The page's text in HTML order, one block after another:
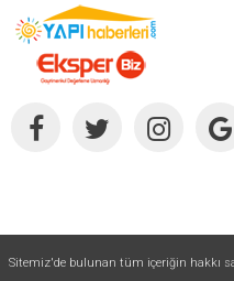
Sitemiz'de bulunan tüm içeriğin hakkı